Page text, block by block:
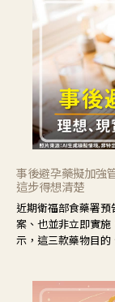
事後避孕藥擬加強
這步得想清楚
近期衛福部食藥署
案、也並非立即實
示，這三款藥物目